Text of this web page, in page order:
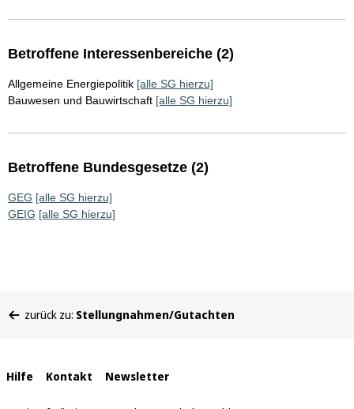
Betroffene Interessenbereiche (2)
Allgemeine Energiepolitik [alle SG hierzu]
Bauwesen und Bauwirtschaft [alle SG hierzu]
Betroffene Bundesgesetze (2)
GEG [alle SG hierzu]
GEIG [alle SG hierzu]
befinden
zurück zu: Stellungnahmen/Gutachten
Interne
Links
Hilfe Kontakt Newsletter